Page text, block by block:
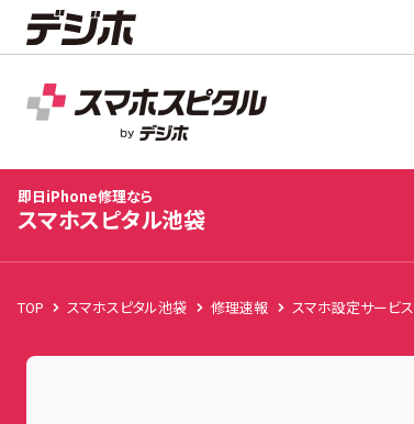
スマホスピタル池袋
店舗TOP
即日iPhone修理なら
スマホスピタル池袋
TOP スマホスピタル池袋 修理速報 スマホ設定サービス